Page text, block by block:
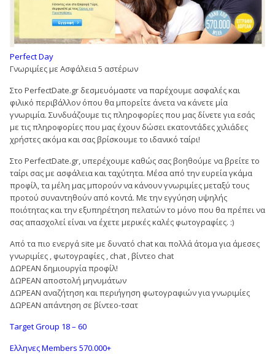
Perfect Day
Γνωριμίες με Ασφάλεια 5 αστέρων
Στο PerfectDate.gr δεσμευόμαστε να παρέχουμε ασφαλές και
φιλικό περιβάλλον όπου θα μπορείτε άνετα να κάνετε μία
γνωριμία. Συνδυάζουμε τις πληροφορίες που μας δίνετε για εσάς
με τις πληροφορίες που μας έχουν δώσει εκατοντάδες χιλιάδες
χρήστες ακόμα και σας βρίσκουμε το ιδανικό ταίρι!
Στο PerfectDate.gr, υπερέχουμε καθώς σας βοηθούμε να βρείτε το
ταίρι σας με ασφάλεια και ταχύτητα. Μέσα από την ευρεία γκάμα
προφίλ, τα μέλη μας μπορούν να κάνουν γνωριμίες μεταξύ τους
προτού συναντηθούν από κοντά. Με την εγγύηση υψηλής
ποιότητας και την εξυπηρέτηση πελατών το μόνο που θα πρέπει να
σας απασχολεί είναι να έχετε μερικές καλές φωτογραφίες. :)
Από τα πιο ενεργά site με δυνατό chat και πολλά άτομα για άμεσες
γνωριμίες , φωτογραφίες , chat , βίντεο chat
ΔΩΡΕΑΝ δημιουργία προφίλ!
ΔΩΡΕΑΝ αποστολή μηνυμάτων
ΔΩΡΕΑΝ αναζήτηση και περιήγηση φωτογραφιών για γνωριμίες
ΔΩΡΕΑΝ απάντηση σε βίντεο-τσατ
Target Group 18 – 60
Ελληνες Members 570.000+